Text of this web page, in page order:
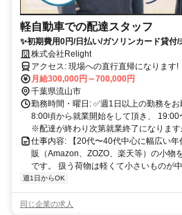
軽自動車での配達スタッフ
✨初期費用0円/日払い/ガソリンカード貸付/
株式会社Relight
アクセス: 現場への直行直帰になります!
月給300,000円～700,000円
千葉県流山市
勤務時間・曜日: ✅週1日以上の勤務を
8:00頃から就業開始をして頂き、 19:00
※配達が終わり次第就業終了になります
仕事内容: 【20代〜40代中心に幅広い
販（Amazon、ZOZO、楽天等）の小物
です。 扱う荷物は軽くて小さいものが
週1日からOK
同じ企業の求人